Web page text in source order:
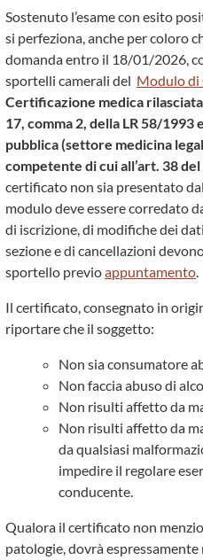
Sostenuto l’esame con esito
si perfeziona, anche per coloro
domanda entro il 18/01/2026,
sportelli camerali del Modulo di
Certificazione medica
17, comma 2, della LR 58/
pubblica (settore medicina
competente di cui all’art. 38
certificato non sia presentato
modulo deve essere corredato
di iscrizione, di modifiche dei
sezione e di cancellazioni
sportello previoappuntamento.
Il certificato, consegnato in
riportare che il soggetto:
Non sia consumatore
Non faccia abuso di
Non risulti affetto da
Non risulti affetto da
da qualsiasi
impedire il regolare
conducente.
Qualora il certificato non
patologie, dovrà